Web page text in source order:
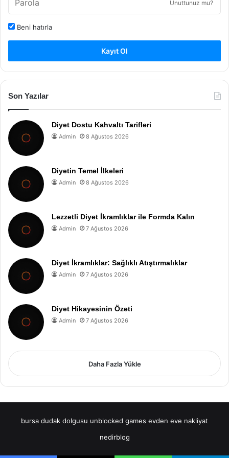
Unuttunuz mu?
Beni hatırla
Kayıt Ol
Son Yazılar
Diyet Dostu Kahvaltı Tarifleri
Admin 8 Ağustos 2026
Diyetin Temel İlkeleri
Admin 8 Ağustos 2026
Lezzetli Diyet İkramlıklar ile Formda Kalın
Admin 7 Ağustos 2026
Diyet İkramlıklar: Sağlıklı Atıştırmalıklar
Admin 7 Ağustos 2026
Diyet Hikayesinin Özeti
Admin 7 Ağustos 2026
Daha Fazla Yükle
bursa dudak dolgusu unblocked games evden eve nakliyat
nedirblog